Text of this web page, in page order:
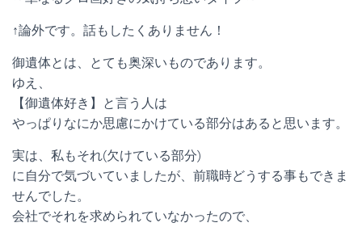
↑論外です。話もしたくありません！
御遺体とは、とても奥深いものであります。
ゆえ、
【御遺体好き】と言う人は
やっぱりなにか思慮にかけている部分はあると思います。
実は、私もそれ(欠けている部分)
に自分で気づいていましたが、前職時どうする事もできま
せんでした。
会社でそれを求められていなかったので、